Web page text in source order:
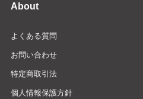
About
よくある質問
お問い合わせ
特定商取引法
個人情報保護方針